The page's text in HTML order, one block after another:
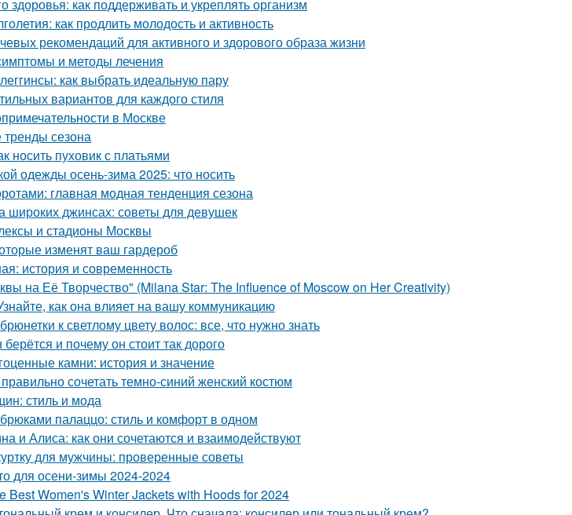
здоровья: как поддерживать и укреплять организм
как продлить молодость и активность
рекомендаций для активного и здорового образа жизни
и методы лечения
как выбрать идеальную пару
вариантов для каждого стиля
в Москве
сезона
носить пуховик с платьями
одежды осень-зима 2025: что носить
главная модная тенденция сезона
широких джинсах: советы для девушек
и стадионы Москвы
изменят ваш гардероб
история и современность
на Её Творчество" (Milana Star: The Influence of Moscow on Her Creativity)
как она влияет на вашу коммуникацию
к светлому цвету волос: все, что нужно знать
и почему он стоит так дорого
камни: история и значение
сочетать темно-синий женский костюм
стиль и мода
палаццо: стиль и комфорт в одном
и Алиса: как они сочетаются и взаимодействуют
для мужчины: проверенные советы
для осени-зимы 2024-2024
Best Women's Winter Jackets with Hoods for 2024